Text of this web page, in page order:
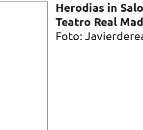
Herodias in
Teatro Real
Foto: